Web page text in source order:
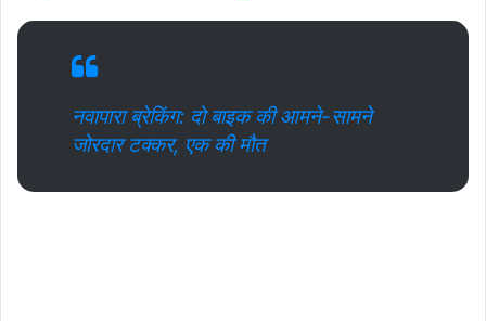
नवापारा ब्रेकिंग: दो बाइक की आमने-सामने
जोरदार टक्कर, एक की मौत